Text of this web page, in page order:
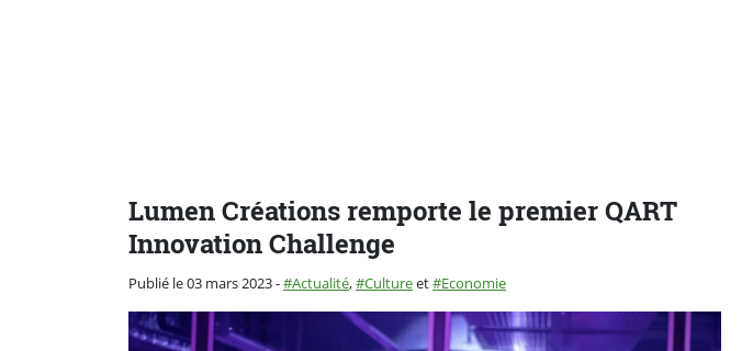
Lumen Créations remporte le premier QART
Innovation Challenge
Publié le 03 mars 2023-Catégorie :
Actualité, Cultureet Economie